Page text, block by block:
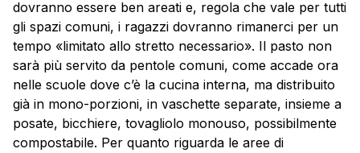
dovranno essere ben areati e, regola che vale per tutti
gli spazi comuni, i ragazzi dovranno rimanerci per un
tempo «limitato allo stretto necessario». Il pasto non
sarà più servito da pentole comuni, come accade ora
nelle scuole dove c’è la cucina interna, ma distribuito
già in mono-porzioni, in vaschette separate, insieme a
posate, bicchiere, tovagliolo monouso, possibilmente
compostabile. Per quanto riguarda le aree di